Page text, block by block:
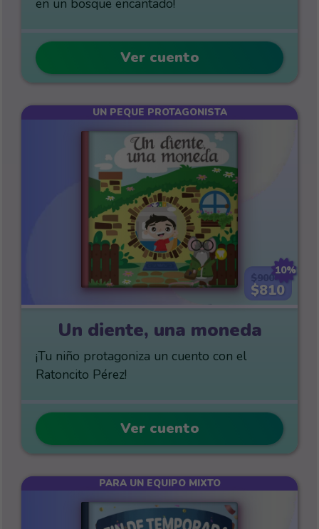
en un bosque encantado!
Ver cuento
10%
$900
$810
UN PEQUE PROTAGONISTA
Un diente, una moneda
¡Tu niño protagoniza un cuento con el
Ratoncito Pérez!
Ver cuento
PARA UN EQUIPO MIXTO